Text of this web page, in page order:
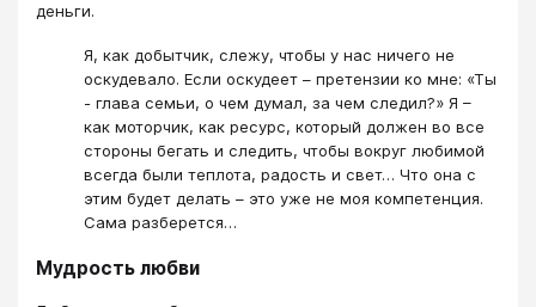
деньги.
Я, как добытчик, слежу, чтобы у нас ничего не
оскудевало. Если оскудеет – претензии ко мне: «Ты
- глава семьи, о чем думал, за чем следил?» Я –
как моторчик, как ресурс, который должен во все
стороны бегать и следить, чтобы вокруг любимой
всегда были теплота, радость и свет… Что она с
этим будет делать – это уже не моя компетенция.
Сама разберется…
Мудрость любви